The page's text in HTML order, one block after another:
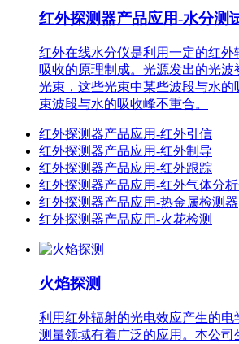
红外探测器产品应用-水分测
红外在线水分仪是利用一定的红外
吸收的原理制成。光源发出的光波
光束，这些光束中某些波段与水的
束波段与水的吸收峰不重合。
红外探测器产品应用-红外引信
红外探测器产品应用-红外制导
红外探测器产品应用-红外跟踪
红外探测器产品应用-红外气体分
红外探测器产品应用-热金属检测器
红外探测器产品应用-火花检测
火焰探测
利用红外辐射的光电效应产生的电
测量领域有着广泛的应用。本公司